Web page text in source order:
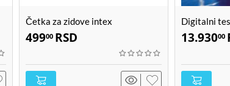
Četka za zidove intex
49900 RSD
Digitalni
13.93000